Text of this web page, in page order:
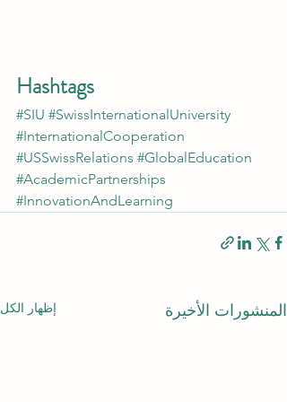
Hashtags
#SIU #SwissInternationalUniversity
#InternationalCooperation
#USSwissRelations #GlobalEducation
#AcademicPartnerships
#InnovationAndLearning
المنشورات الأخيرة إظهار الكل